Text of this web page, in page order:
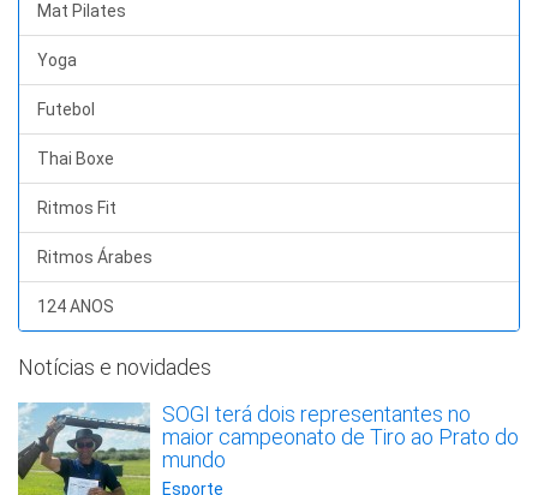
Mat Pilates
Yoga
Futebol
Thai Boxe
Ritmos Fit
Ritmos Árabes
124 ANOS
Notícias e novidades
SOGI terá dois representantes no
maior campeonato de Tiro ao Prato do
mundo
Esporte